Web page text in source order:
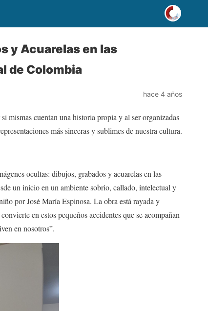
y Acuarelas en las
de Colombia
hace 4 años
mismas cuentan una historia propia y al ser organizadas
más sinceras y sublimes de nuestra cultura.
ocultas: dibujos, grabados y acuarelas en las
un inicio en un ambiente sobrio, callado, intelectual y
por José María Espinosa. La obra está rayada y
en estos pequeños accidentes que se acompañan
en nosotros”.